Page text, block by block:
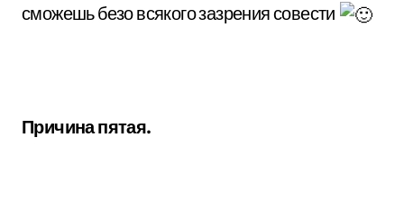
сможешь безо всякого зазрения совести
Причина пятая.